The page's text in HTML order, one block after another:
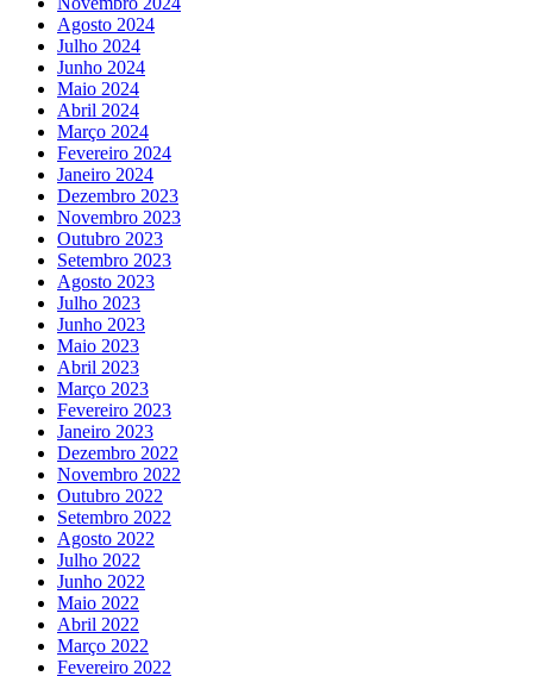
Agosto 2024
Julho 2024
Junho 2024
Maio 2024
Abril 2024
Março 2024
Fevereiro 2024
Janeiro 2024
Dezembro 2023
Novembro 2023
Outubro 2023
Setembro 2023
Agosto 2023
Julho 2023
Junho 2023
Maio 2023
Abril 2023
Março 2023
Fevereiro 2023
Janeiro 2023
Dezembro 2022
Novembro 2022
Outubro 2022
Setembro 2022
Agosto 2022
Julho 2022
Junho 2022
Maio 2022
Abril 2022
Março 2022
Fevereiro 2022